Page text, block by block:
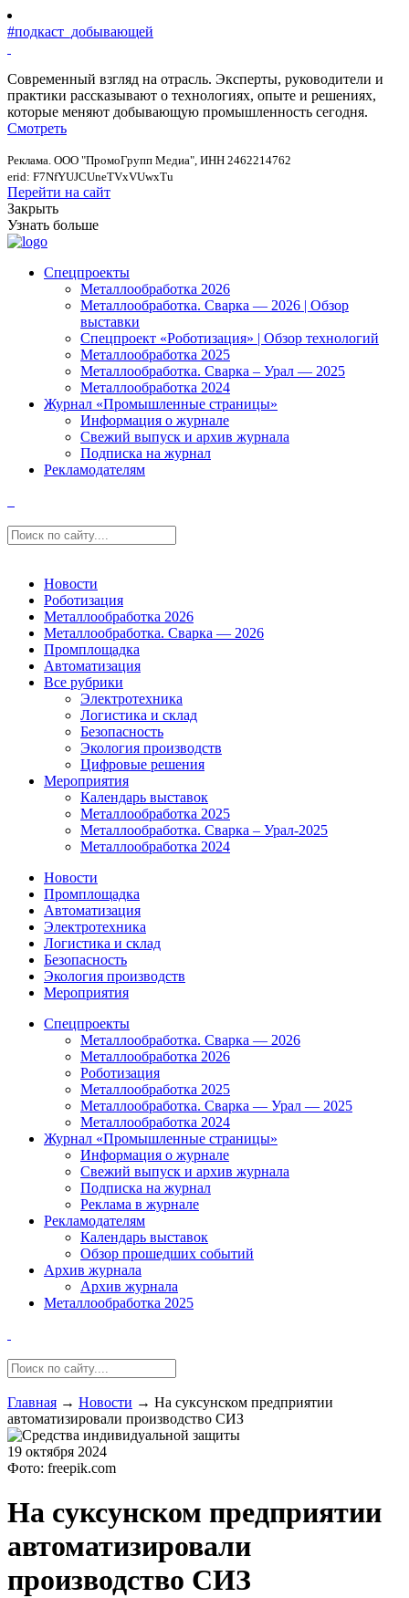
#подкаст_добывающей
Современный взгляд на отрасль. Эксперты, руководители и
практики рассказывают о технологиях, опыте и решениях,
которые меняют добывающую промышленность сегодня.
Смотреть
Реклама. ООО "ПромоГрупп Медиа", ИНН 2462214762
erid: F7NfYUJCUneTVxVUwxTu
Перейти на сайт
Закрыть
Узнать больше
Спецпроекты
Металлообработка 2026
Металлообработка. Сварка — 2026 | Обзор
выставки
Спецпроект «Роботизация» | Обзор технологий
Металлообработка 2025
Металлообработка. Сварка – Урал — 2025
Металлообработка 2024
Журнал «Промышленные страницы»
Информация о журнале
Свежий выпуск и архив журнала
Подписка на журнал
Рекламодателям
Новости
Роботизация
Металлообработка 2026
Металлообработка. Сварка — 2026
Промплощадка
Автоматизация
Все рубрики
Электротехника
Логистика и склад
Безопасность
Экология производств
Цифровые решения
Мероприятия
Календарь выставок
Металлообработка 2025
Металлообработка. Сварка – Урал-2025
Металлообработка 2024
Новости
Промплощадка
Автоматизация
Электротехника
Логистика и склад
Безопасность
Экология производств
Мероприятия
Спецпроекты
Металлообработка. Сварка — 2026
Металлообработка 2026
Роботизация
Металлообработка 2025
Металлообработка. Сварка — Урал — 2025
Металлообработка 2024
Журнал «Промышленные страницы»
Информация о журнале
Свежий выпуск и архив журнала
Подписка на журнал
Реклама в журнале
Рекламодателям
Календарь выставок
Обзор прошедших событий
Архив журнала
Архив журнала
Металлообработка 2025
Главная → Новости → На суксунском предприятии
автоматизировали производство СИЗ
19 октября 2024
Фото: freepik.com
На суксунском предприятии
автоматизировали
производство СИЗ